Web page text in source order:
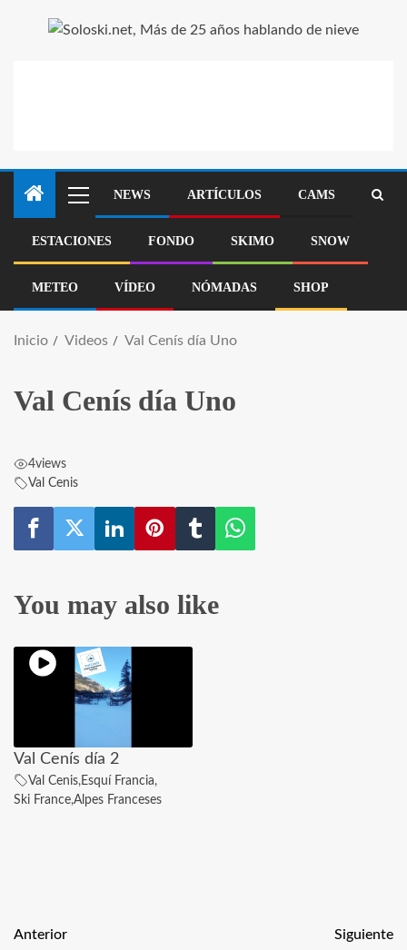
NEWS ARTÍCULOS CAMS
ESTACIONES FONDO SKIMO SNOW
METEO VÍDEO NÓMADAS SHOP
Inicio Videos Val Cenís día Uno
Val Cenís día Uno
4views
Val Cenis
You may also like
Val Cenís día 2
Val Cenis,Esquí Francia,
Ski France,Alpes Franceses
Anterior
Siguiente